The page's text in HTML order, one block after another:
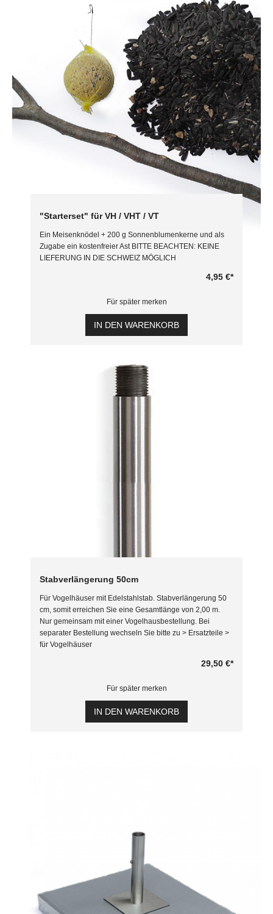
"Starterset" für VH / VHT / VT
Ein Meisenknödel + 200 g Sonnenblumenkerne und als
Zugabe ein kostenfreier Ast BITTE BEACHTEN: KEINE
LIEFERUNG IN DIE SCHWEIZ MÖGLICH
4,95 €*
Für später merken
IN DEN WARENKORB
Stabverlängerung 50cm
Für Vogelhäuser mit Edelstahlstab. Stabverlängerung 50
cm, somit erreichen Sie eine Gesamtlänge von 2,00 m.
Nur gemeinsam mit einer Vogelhausbestellung. Bei
separater Bestellung wechseln Sie bitte zu > Ersatzteile >
für Vogelhäuser
29,50 €*
Für später merken
IN DEN WARENKORB